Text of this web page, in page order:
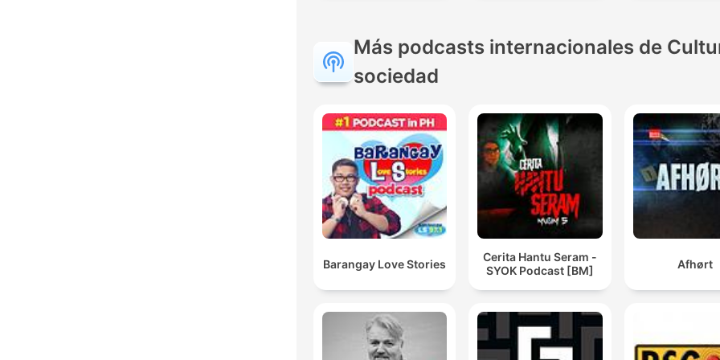
Más podcasts internacionales de
sociedad
Barangay Love Stories
Cerita Hantu Seram -
SYOK Podcast [BM]
Afhørt